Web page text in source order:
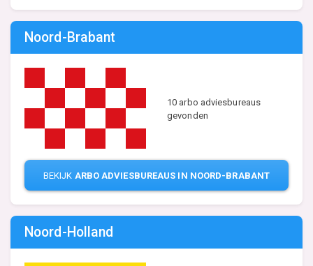
Noord-Brabant
10 arbo adviesbureaus
gevonden
BEKIJK ARBO ADVIESBUREAUS IN NOORD-BRABANT
Noord-Holland